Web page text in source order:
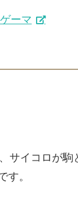
ーマ
サイコロが駒
す。